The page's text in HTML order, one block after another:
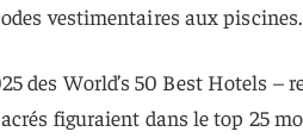
vestimentaires aux piscines.
des World’s 50 Best Hotels –
figuraient dans le top 25